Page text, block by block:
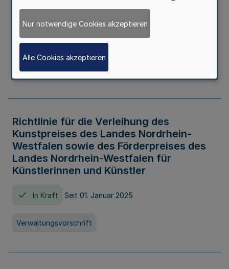
Kindertageseinrichtungen im Zeitraum
In Kraft Seit 20. Juni 2026
Verwaltungsvorschrift
Richtlinie für die Verleihung des
Kunstpreises des Landes Nordrhein-
Westfalen sowie des Förderpreises des
Landes Nordrhein-Westfalen für
Künstlerinnen und Künstler
In Kraft Seit 01. Januar 2025
Verwaltungsvorschrift
Nur notwendige Cookies akzeptieren
Alle Cookies akzeptieren